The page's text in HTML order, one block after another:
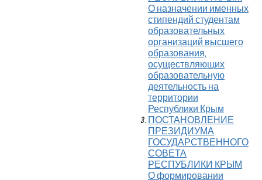
О назначении именных
стипендий студентам
образовательных
организаций высшего
образования,
осуществляющих
образовательную
деятельность на
территории
Республики Крым
ПОСТАНОВЛЕНИЕ
ПРЕЗИДИУМА
ГОСУДАРСТВЕННОГО
СОВЕТА
РЕСПУБЛИКИ КРЫМ
О формировании